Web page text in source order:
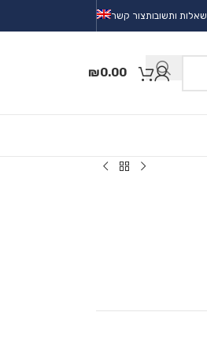
שאלות ותשובותצור קשר
₪0.00